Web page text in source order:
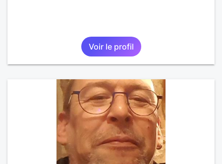
Voir le profil